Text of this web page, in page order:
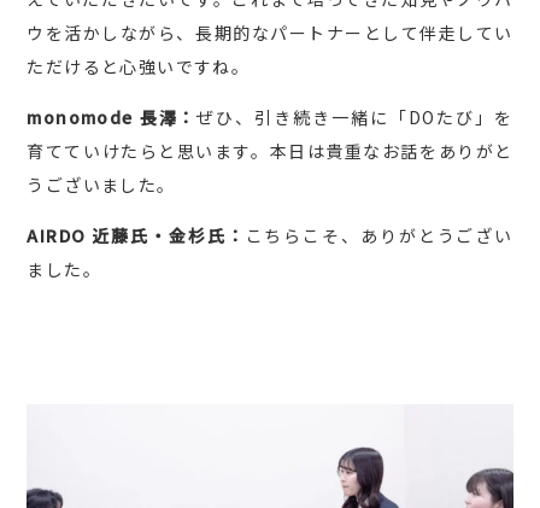
ウを活かしながら、長期的なパートナーとして伴走してい
ただけると心強いですね。
monomode 長澤：ぜひ、引き続き一緒に「DOたび」を
育てていけたらと思います。本日は貴重なお話をありがと
うございました。
AIRDO 近藤氏・金杉氏： こちらこそ、ありがとうござい
ました。